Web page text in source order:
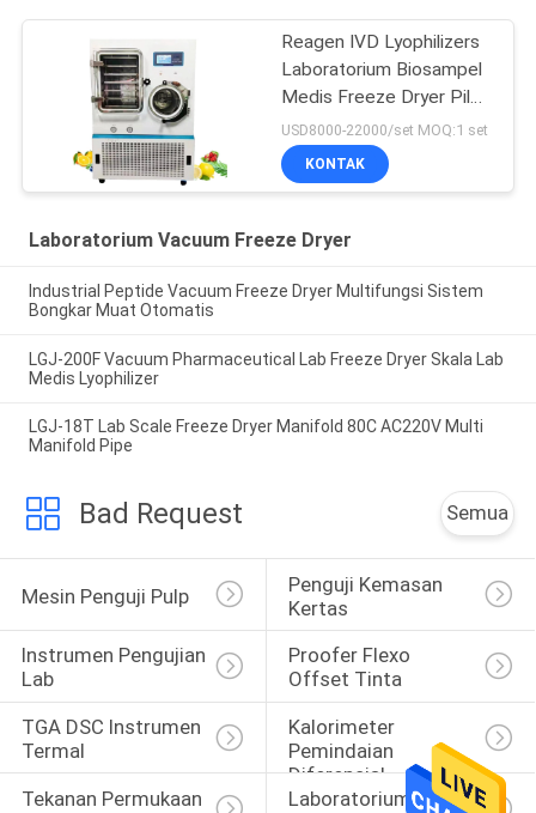
Reagen IVD Lyophilizers
Laboratorium Biosampel
Medis Freeze Dryer Pilot
In Situ
USD8000-22000/set MOQ:1 set
KONTAK
Laboratorium Vacuum Freeze Dryer
Industrial Peptide Vacuum Freeze Dryer Multifungsi Sistem
Bongkar Muat Otomatis
LGJ-200F Vacuum Pharmaceutical Lab Freeze Dryer Skala Lab
Medis Lyophilizer
LGJ-18T Lab Scale Freeze Dryer Manifold 80C AC220V Multi
Manifold Pipe
Bad Request Semua
Mesin Penguji Pulp
Penguji Kemasan
Kertas
Instrumen Pengujian
Lab
Proofer Flexo
Offset Tinta
TGA DSC Instrumen
Termal
Kalorimeter
Pemindaian
Diferensial
Tekanan Permukaan
Laboratorium